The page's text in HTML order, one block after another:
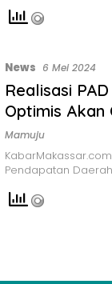
News 6 Mei 2024
Realisasi
Optimis Akan
Mamuju
Pendapatan